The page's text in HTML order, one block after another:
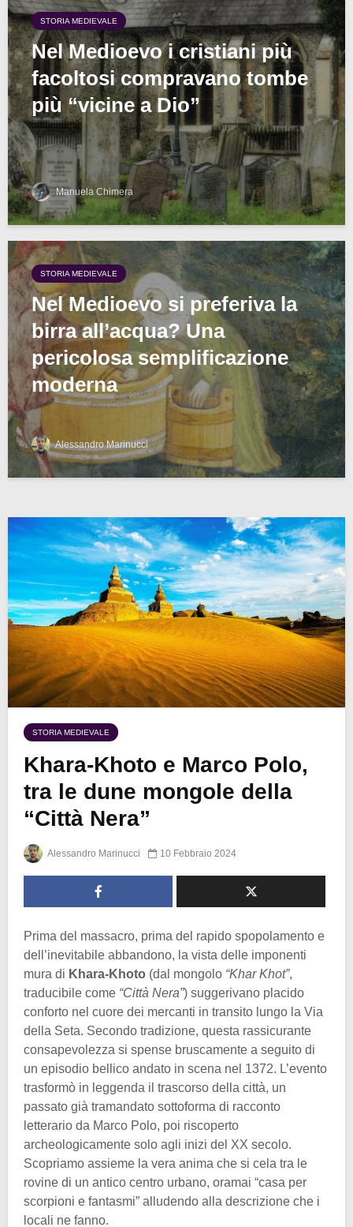
STORIA MEDIEVALE
Nel Medioevo i cristiani più
facoltosi compravano tombe
più “vicine a Dio”
Manuela Chimera
STORIA MEDIEVALE
Nel Medioevo si preferiva la
birra all’acqua? Una
pericolosa semplificazione
moderna
Alessandro Marinucci
STORIA MEDIEVALE
Khara-Khoto e Marco Polo,
tra le dune mongole della
“Città Nera”
Alessandro Marinucci 10 Febbraio 2024
Prima del massacro, prima del rapido spopolamento e
dell’inevitabile abbandono, la vista delle imponenti
mura di Khara-Khoto (dal mongolo “Khar Khot”,
traducibile come “Città Nera”) suggerivano placido
conforto nel cuore dei mercanti in transito lungo la Via
della Seta. Secondo tradizione, questa rassicurante
consapevolezza si spense bruscamente a seguito di
un episodio bellico andato in scena nel 1372. L’evento
trasformò in leggenda il trascorso della città, un
passato già tramandato sottoforma di racconto
letterario da Marco Polo, poi riscoperto
archeologicamente solo agli inizi del XX secolo.
Scopriamo assieme la vera anima che si cela tra le
rovine di un antico centro urbano, oramai “casa per
scorpioni e fantasmi” alludendo alla descrizione che i
locali ne fanno.